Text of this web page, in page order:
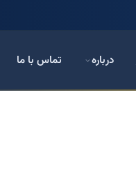
درباره تماس با ما